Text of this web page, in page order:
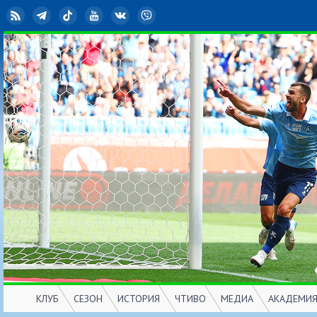
RSS TelegramTikTok YouTubeВКонтакте
КЛУБ
СЕЗОН
ИСТОРИЯ
ЧТИВО
МЕДИА
АКАДЕМИЯ